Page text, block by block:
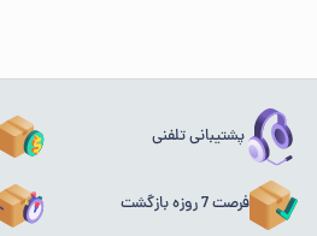
پشتیبانی تلفنی
فرصت 7 روزه بازگشت